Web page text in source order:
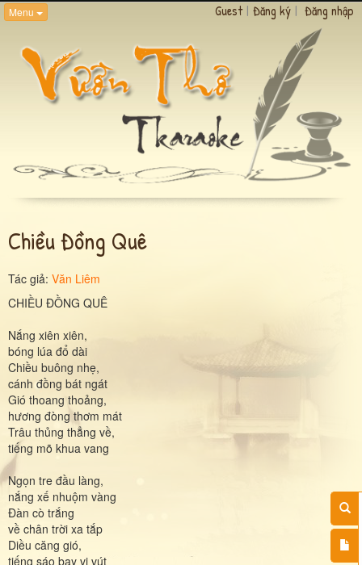
Menu Guest | Đăng ký | Đăng nhập
Chiều Đồng Quê
Tác giả: Văn Liêm
CHIỀU ĐỒNG QUÊ
Nắng xiên xiên,
bóng lúa đổ dài
Chiều buông nhẹ,
cánh đồng bát ngát
Gió thoang thoảng,
hương đòng thơm mát
Trâu thủng thẳng về,
tiếng mõ khua vang
Ngọn tre đầu làng,
nắng xế nhuộm vàng
Đàn cò trắng
về chân trời xa tắp
Diều căng gió,
tiếng sáo bay vi vút